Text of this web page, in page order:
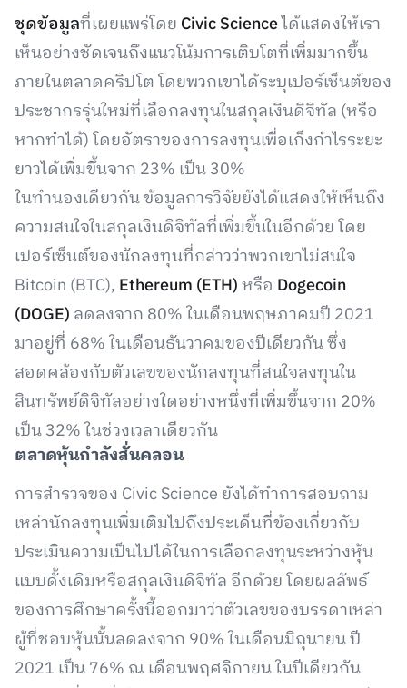
ชุดข้อมูลที่เผยแพร่โดย Civic Scienceได้แสดงให้เรา
เห็นอย่างชัดเจนถึงแนวโน้มการเติบโตที่เพิ่มมากขึ้น
ภายในตลาดคริปโต โดยพวกเขาได้ระบุเปอร์เซ็นต์ของ
ประชากรรุ่นใหม่ที่เลือกลงทุนในสกุลเงินดิจิทัล (หรือ
หากทำได้) โดยอัตราของการลงทุนเพื่อเก็งกำไรระยะ
ยาวได้เพิ่มขึ้นจาก 23% เป็น 30%
ในทำนองเดียวกัน ข้อมูลการวิจัยยังได้แสดงให้เห็นถึง
ความสนใจในสกุลเงินดิจิทัลที่เพิ่มขึ้นในอีกด้วย โดย
เปอร์เซ็นต์ของนักลงทุนที่กล่าวว่าพวกเขาไม่สนใจ
Bitcoin (BTC), Ethereum (ETH)หรือ Dogecoin
(DOGE) ลดลงจาก 80% ในเดือนพฤษภาคมปี 2021
มาอยู่ที่ 68% ในเดือนธันวาคมของปีเดียวกัน ซึ่ง
สอดคล้องกับตัวเลขของนักลงทุนที่สนใจลงทุนใน
สินทรัพย์ดิจิทัลอย่างใดอย่างหนึ่งที่เพิ่มขึ้นจาก 20%
เป็น 32% ในช่วงเวลาเดียวกัน
ตลาดหุ้นกำลังสั่นคลอน
การสำรวจของ Civic Science ยังได้ทำการสอบถาม
เหล่านักลงทุนเพิ่มเติมไปถึงประเด็นที่ข้องเกี่ยวกับ
ประเมินความเป็นไปได้ในการเลือกลงทุนระหว่างหุ้น
แบบดั้งเดิมหรือสกุลเงินดิจิทัล อีกด้วย โดยผลลัพธ์
ของการศึกษาครั้งนี้ออกมาว่าตัวเลขของบรรดาเหล่า
ผู้ที่ชอบหุ้นนั้นลดลงจาก 90% ในเดือนมิถุนายน ปี
2021 เป็น 76% ณ เดือนพฤศจิกายน ในปีเดียวกัน